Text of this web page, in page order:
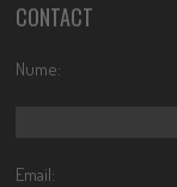
CONTACT
Nume:
Email: